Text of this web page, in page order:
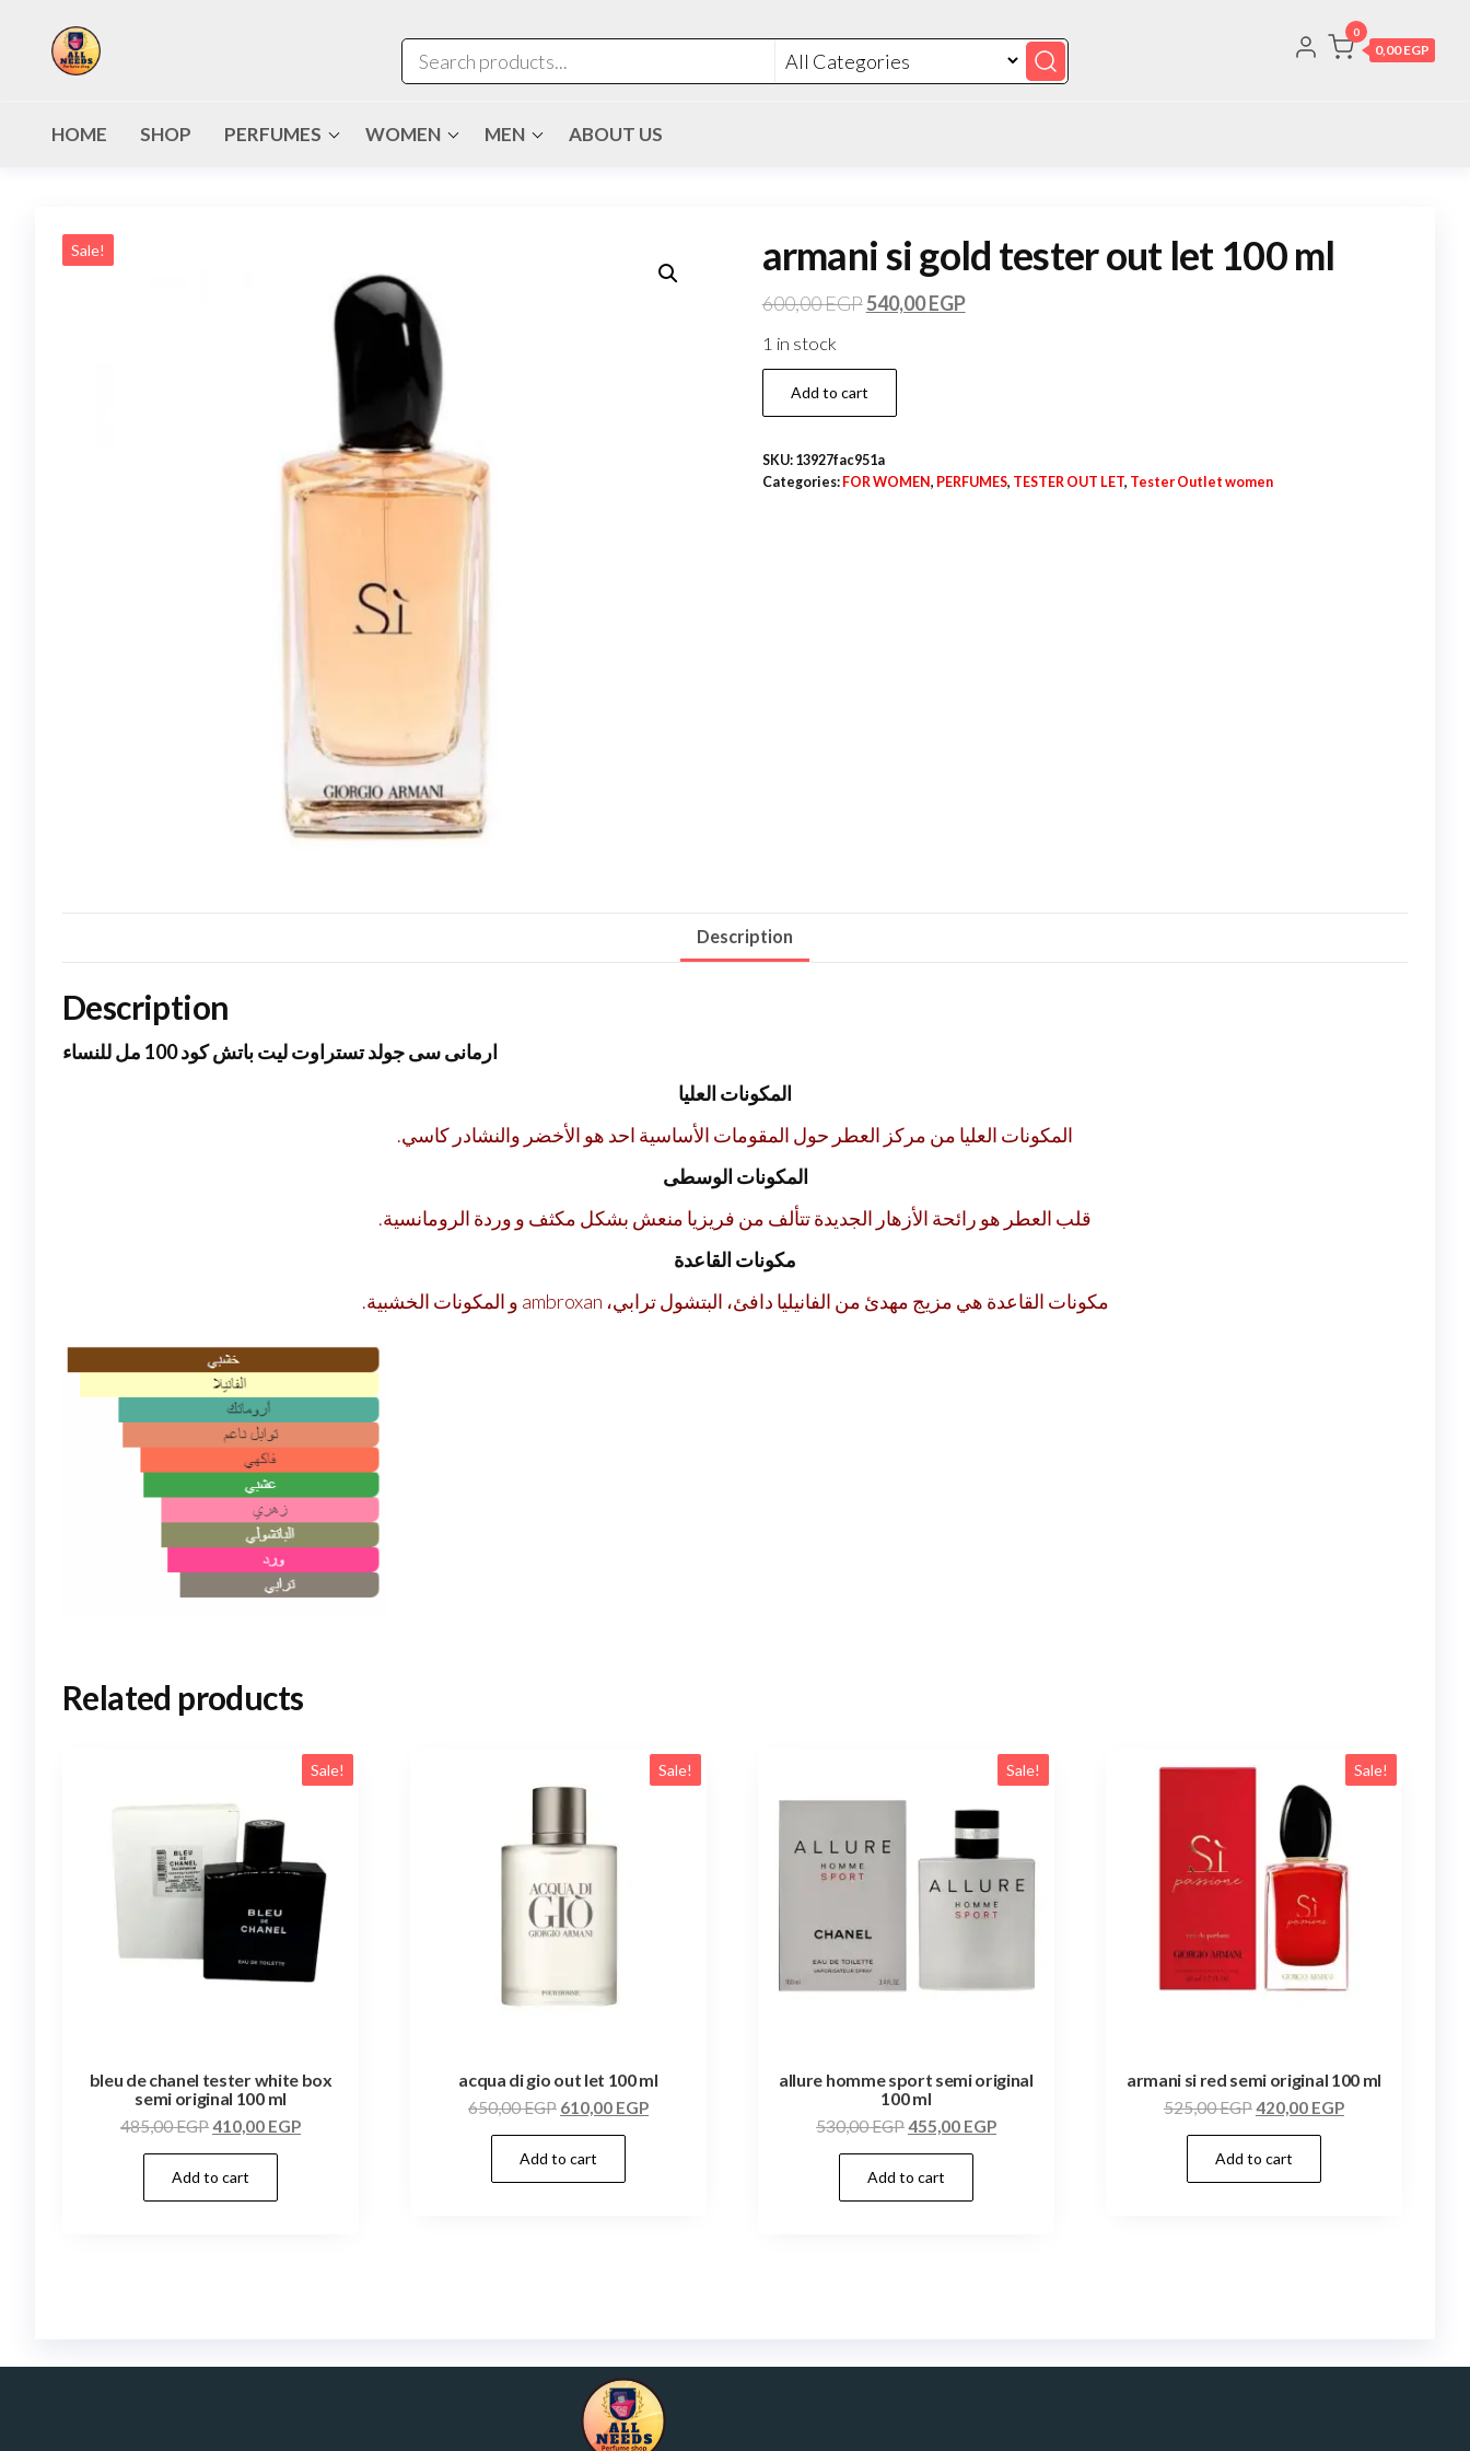
0
0,00 EGP
HOME SHOP PERFUMES WOMEN MEN ABOUT US
Sale! armani si gold tester out let 100 ml
600,00EGP540,00EGP
1 in stock
Add to cart
SKU: 13927fac951a
Categories: FOR WOMEN, PERFUMES, TESTER OUT LET, Tester Outlet women
Description
Description
ارمانى سى جولد تستراوت ليت باتش كود 100 مل للنساء
المكونات العليا
المكونات العليا من مركز العطر حول المقومات الأساسية احد هو الأخضر والنشادر كاسي.
المكونات الوسطى
قلب العطر هو رائحة الأزهار الجديدة تتألف من فريزيا منعش بشكل مكثف و وردة الرومانسية.
مكونات القاعدة
مكونات القاعدة هي مزيج مهدئ من الفانيليا دافئ، البتشول ترابي، ambroxan و المكونات الخشبية.
Related products
Sale!
bleu de chanel tester white box
semi original 100 ml
485,00EGP410,00 EGP
Add to cart
Sale!
acqua di gio out let 100 ml
650,00EGP 610,00 EGP
Add to cart
Sale!
allure homme sport semi original
100 ml
530,00EGP455,00 EGP
Add to cart
Sale!
armani si red semi original 100 ml
525,00EGP420,00 EGP
Add to cart